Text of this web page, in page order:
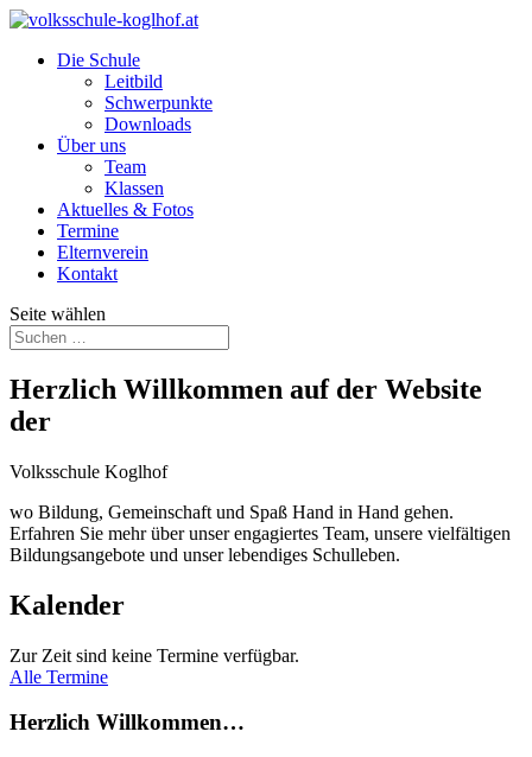
Die Schule
Leitbild
Schwerpunkte
Downloads
Über uns
Team
Klassen
Aktuelles & Fotos
Termine
Elternverein
Kontakt
Seite wählen
Herzlich Willkommen auf der Website
der
Volksschule Koglhof
wo Bildung, Gemeinschaft und Spaß Hand in Hand gehen.
Erfahren Sie mehr über unser engagiertes Team, unsere vielfältigen
Bildungsangebote und unser lebendiges Schulleben.
Kalender
Zur Zeit sind keine Termine verfügbar.
Alle Termine
Herzlich Willkommen…